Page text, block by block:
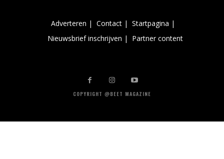
Adverteren | Contact | Startpagina |
Nieuwsbrief inschrijven |
Partner content
COPYRIGHT @BEET MAGAZINE